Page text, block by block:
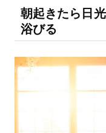
朝起きたら日
浴びる